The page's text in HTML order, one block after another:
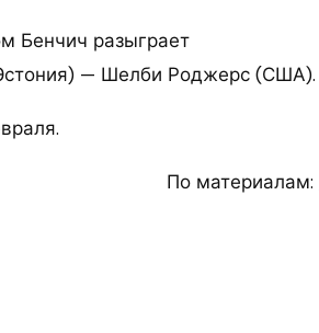
Бенчич разыграет
— Шелби Роджерс (США).
По материалам: